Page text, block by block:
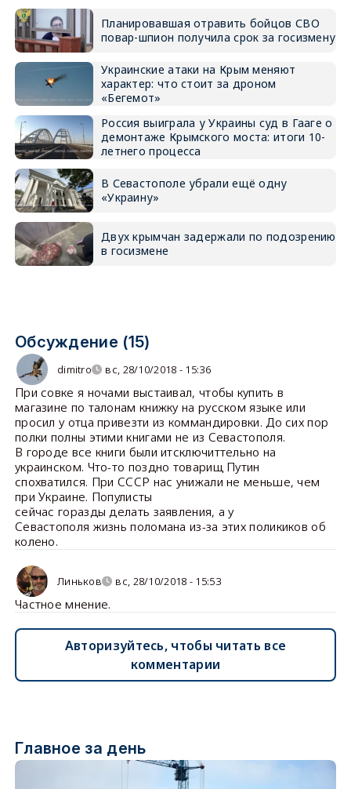
Планировавшая отравить бойцов СВО
повар-шпион получила срок за госизмену
Украинские атаки на Крым меняют
характер: что стоит за дроном
«Бегемот»
Россия выиграла у Украины суд в Гааге о
демонтаже Крымского моста: итоги 10-
летнего процесса
В Севастополе убрали ещё одну
«Украину»
Двух крымчан задержали по подозрению
в госизмене
Обсуждение (15)
dimitro вс, 28/10/2018 - 15:36
При совке я ночами выстаивал, чтобы купить в
магазине по талонам книжку на русском языке или
просил у отца привезти из коммандировки. До сих пор
полки полны этими книгами не из Севастополя.
В городе все книги были итсключиттельно на
украинском. Что-то поздно товарищ Путин
спохватился. При СССР нас унижали не меньше, чем
при Украине. Популисты
сейчас горазды делать заявления, а у
Севастополя жизнь поломана из-за этих поликиков об
колено.
Линьков вс, 28/10/2018 - 15:53
Частное мнение.
Авторизуйтесь, чтобы читать все
комментарии
Главное за день